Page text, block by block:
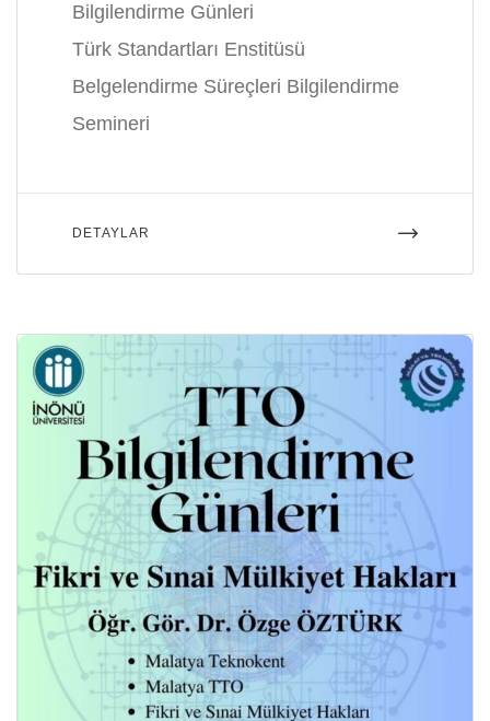
Bilgilendirme Günleri
Türk Standartları Enstitüsü
Belgelendirme Süreçleri Bilgilendirme
Semineri
DETAYLAR